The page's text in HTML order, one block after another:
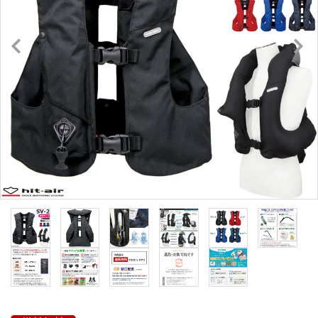
キュロット・ズボン
プロテクターベスト
ブーツ・ブーツバッグ
ハーフチャップス・靴下
拍車・拍車ベルト
手袋（グローブ）
鞭（ムチ）
乗馬ウェア・下着・雨具